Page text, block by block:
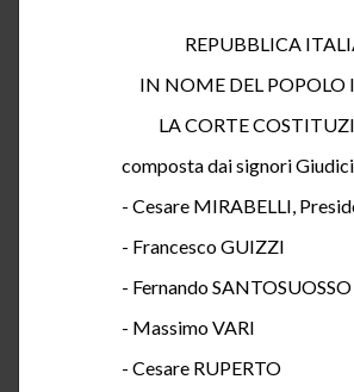
REPUBBLICA
IN NOME DEL
LA CORTE
compostadai signori
- Cesare MIRABELLI,
- Francesco GUIZZI
- Fernando SANTOSUOSSO
- Massimo VARI
- Cesare RUPERTO